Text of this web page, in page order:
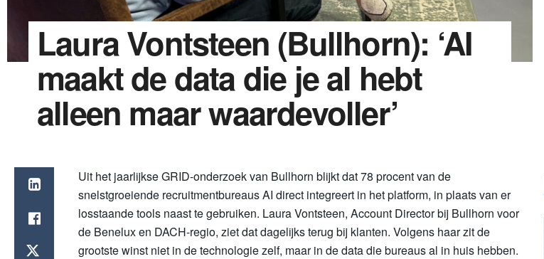
Laura Vontsteen (Bullhorn): ‘AI
maakt de data die je al hebt
alleen maar waardevoller’
Uit het jaarlijkse GRID-onderzoek van Bullhorn blijkt dat 78 procent van de
snelstgroeiende recruitmentbureaus AI direct integreert in het platform, in plaats van er
losstaande tools naast te gebruiken. Laura Vontsteen, Account Director bij Bullhorn voor
de Benelux en DACH-regio, ziet dat dagelijks terug bij klanten. Volgens haar zit de
grootste winst niet in de technologie zelf, maar in de data die bureaus al in huis hebben.